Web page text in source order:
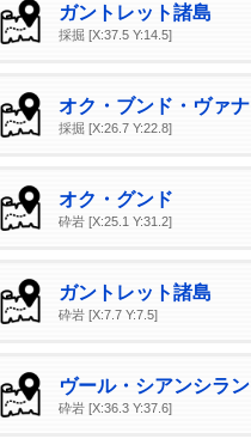
ガントレット諸島
採掘 [X:37.5 Y:14.5]
オク・ブンド・ヴァナ
採掘 [X:26.7 Y:22.8]
オク・グンド
砕岩 [X:25.1 Y:31.2]
ガントレット諸島
砕岩 [X:7.7 Y:7.5]
ヴール・シアンシラン
砕岩 [X:36.3 Y:37.6]